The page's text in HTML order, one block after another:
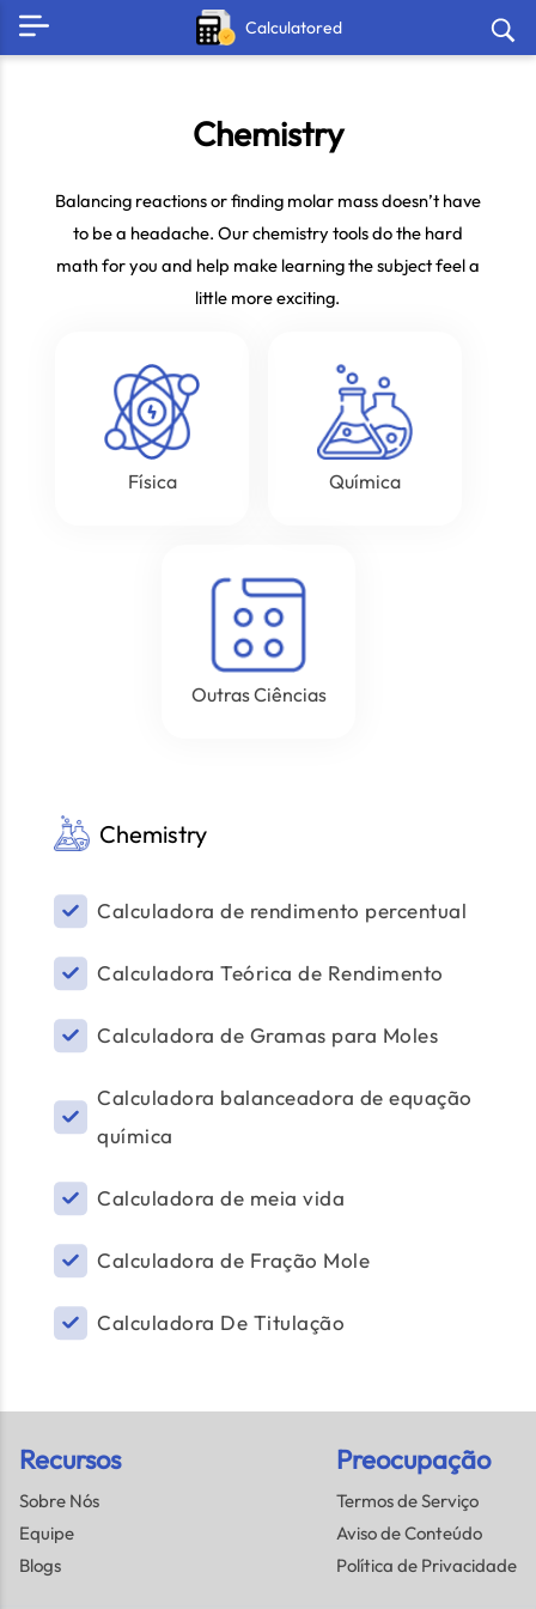
Calculatored
Chemistry
Balancing reactions or finding molar mass doesn’t have
to be a headache. Our chemistry tools do the hard
math for you and help make learning the subject feel a
little more exciting.
Física Química
Outras Ciências
Chemistry
Calculadora de rendimento percentual
Calculadora Teórica de Rendimento
Calculadora de Gramas para Moles
Calculadora balanceadora de equação
química
Calculadora de meia vida
Calculadora de Fração Mole
Calculadora De Titulação
Recursos
Sobre Nós
Equipe
Blogs
Preocupação
Termos de Serviço
Aviso de Conteúdo
Política de Privacidade